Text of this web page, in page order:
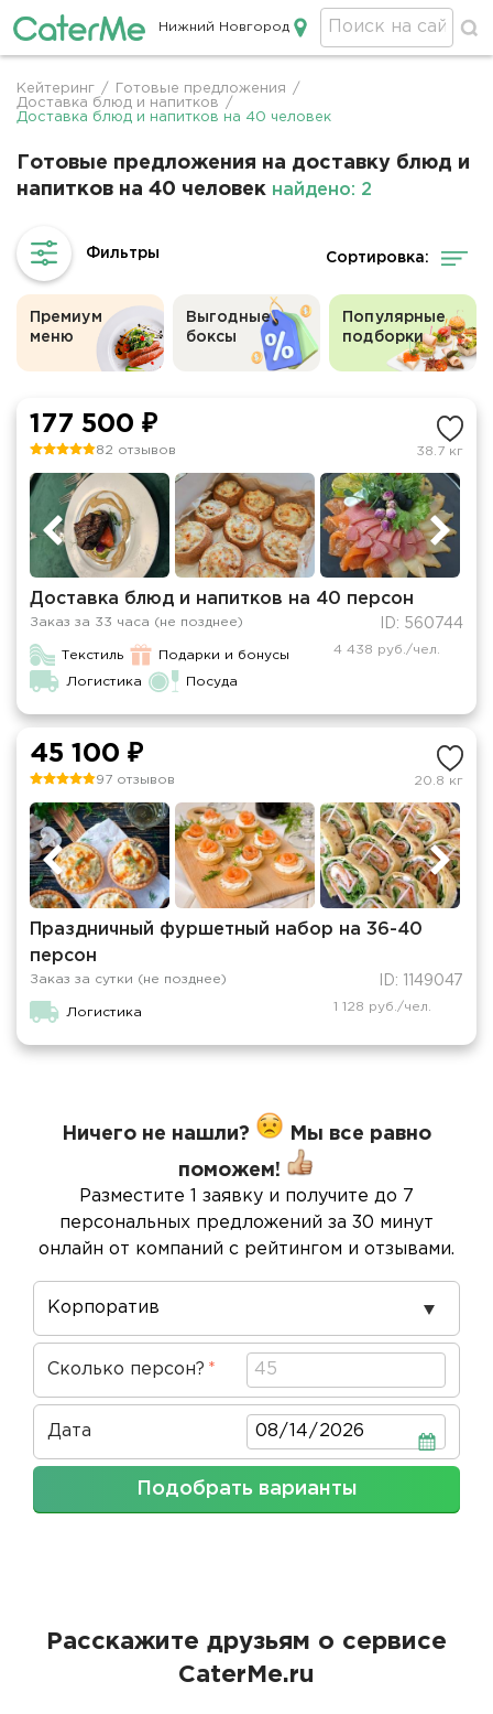
Кейтеринг в Нижнем Новгороде
Нижний Новгород
Строка
навигации
Кейтеринг / Готовые предложения
/
Доставка блюд и напитков
/
Доставка блюд и напитков на 40 человек
Готовые предложения на доставку блюд и
напитков на 40 человек найдено: 2
Сортировка:
Премиум
меню
Выгодные
боксы
Популярные
подборки
177 500 ₽
82 отзывов 38.7 кг
Доставка блюд и напитков на 40 персон
Заказ за 33 часа (не позднее) ID: 560744
Текстиль Подарки и бонусы
Логистика Посуда
4 438 руб./чел.
45 100 ₽
97 отзывов 20.8 кг
Праздничный фуршетный набор на 36-40
персон
Заказ за сутки (не позднее) ID: 1149047
Логистика 1 128 руб./чел.
Ничего не нашли? Мы все равно
поможем!
Разместите 1 заявку и получите до 7
персональных предложений за 30 минут
онлайн от компаний с рейтингом и отзывами.
Повод
проведения
Сколько персон?
Дата Дата
Подобрать варианты
Расскажите друзьям о сервисе
CaterMe.ru